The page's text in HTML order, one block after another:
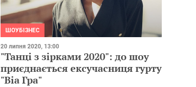
ШОУБІЗНЕС
20 липня 2020, 13:00
"Танці з зірками 2020": до шоу
приєднається ексучасниця гурту
"Віа Гра"